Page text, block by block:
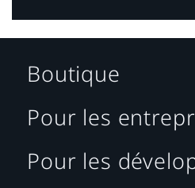
Boutique
Pour les
Pour les